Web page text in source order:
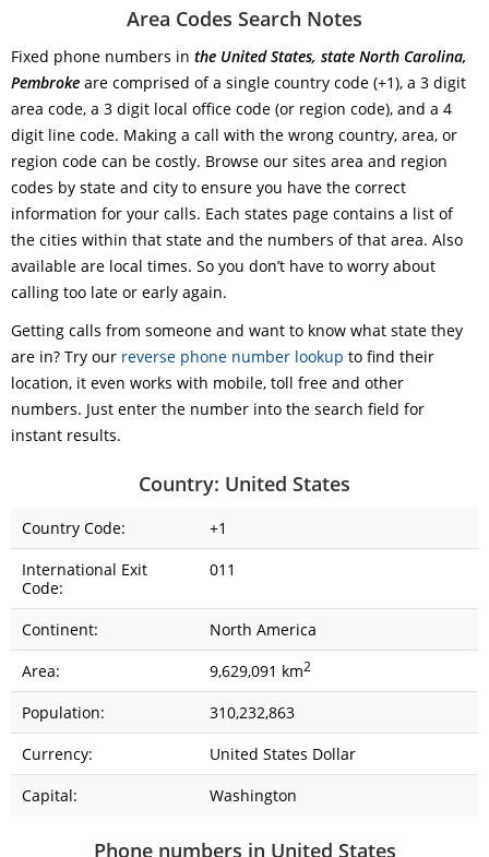
Area Codes Search Notes
Fixed phone numbers in the United States, state North Carolina,
Pembroke are comprised of a single country code (+1), a 3 digit
area code, a 3 digit local office code (or region code), and a 4
digit line code. Making a call with the wrong country, area, or
region code can be costly. Browse our sites area and region
codes by state and city to ensure you have the correct
information for your calls. Each states page contains a list of
the cities within that state and the numbers of that area. Also
available are local times. So you don’t have to worry about
calling too late or early again.
Getting calls from someone and want to know what state they
are in? Try our reverse phone number lookup to find their
location, it even works with mobile, toll free and other
numbers. Just enter the number into the search field for
instant results.
Country: United States
Country Code:
+1
International Exit
Code:
011
Continent:
North America
Area:
9,629,091 km2
Population:
310,232,863
Currency:
United States Dollar
Capital:
Washington
Phone numbers in United States